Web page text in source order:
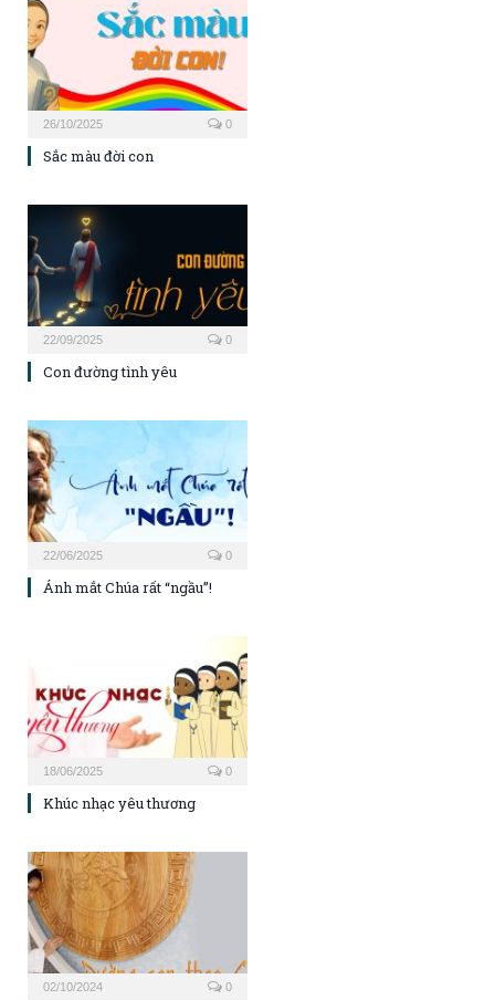
26/10/2025 0
Sắc màu đời con
22/09/2025 0
Con đường tình yêu
22/06/2025 0
Ánh mắt Chúa rất “ngầu”!
18/06/2025 0
Khúc nhạc yêu thương
02/10/2024 0